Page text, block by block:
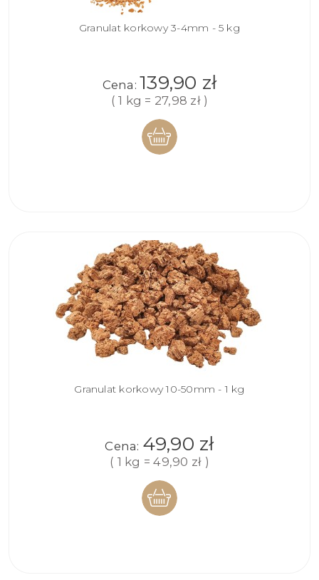
Granulat korkowy 3-4mm - 5 kg
Cena: 139,90 zł
( 1 kg = 27,98 zł )
Granulat korkowy 10-50mm - 1 kg
Cena: 49,90 zł
( 1 kg = 49,90 zł )